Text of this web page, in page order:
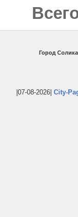
Город
|07-08-2026| City-